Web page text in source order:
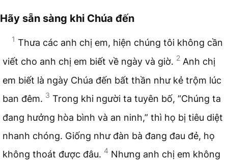
Hãy sẵn sàng khi Chúa đến
1 Thưa các anh chị em, hiện chúng tôi không cần
viết cho anh chị em biết về ngày và giờ. 2 Anh chị
em biết là ngày Chúa đến bất thần như kẻ trộm lúc
ban đêm. 3 Trong khi người ta tuyên bố, “Chúng ta
đang hưởng hòa bình và an ninh,” thì họ bị tiêu diệt
nhanh chóng. Giống như đàn bà đang đau đẻ, họ
không thoát được đâu. 4 Nhưng anh chị em không